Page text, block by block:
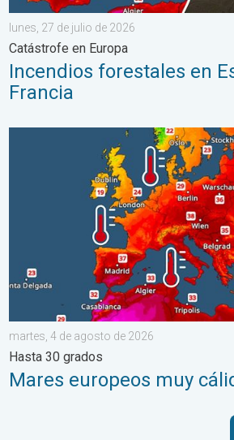
lunes, 27 de julio de 2026
Catástrofe en Europa
Incendios forestales en
Francia
Mares europeos muy cálidos. Hasta
martes, 4 de agosto de 2026
Hasta 30 grados
Mares europeos muy